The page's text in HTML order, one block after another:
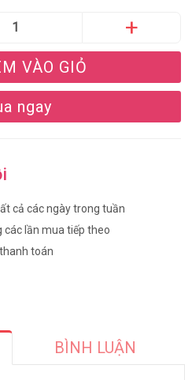
VÀO GIỎ
ngay
cả các ngày trong tuần
các lần mua tiếp theo
toán
BÌNH LUẬN